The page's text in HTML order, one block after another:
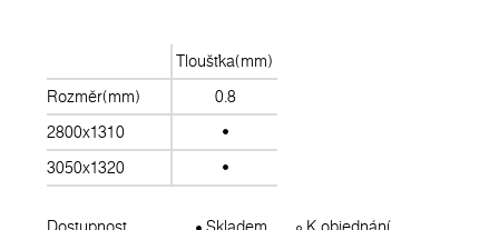
Tloušťka(mm)
Rozměr(mm)
0.8
2800x1310
3050x1320